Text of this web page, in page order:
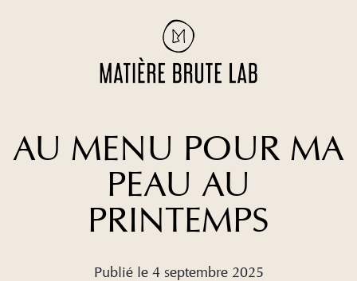
AU MENU POUR MA
PEAU AU
PRINTEMPS
Publié le 4 septembre 2025